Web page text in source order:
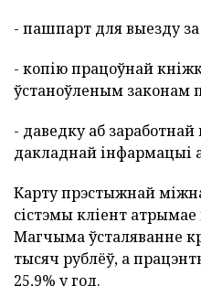
- пашпарт для выезду
- копію працоўнай
ўстаноўленым законам
- даведку аб
дакладнай інфармацыі
Карту прэстыжнай
сістэмы кліент
Магчыма ўсталяванне
тысяч рублёў, а
25,9% у год.